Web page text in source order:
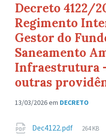
Decreto 4122/
Regimento
Gestor do
Saneamento
Infraestrutura
outras
13/03/2026em DECRETO
Anexos
Dec4122.pdf 264 KB